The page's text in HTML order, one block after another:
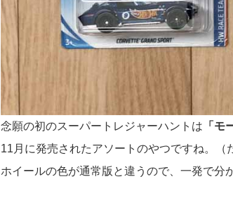
念願の初のスーパートレジャーハントは 「モ
11月に発売されたアソートのやつですね。（
ホイールの色が通常版と違うので、一発で分